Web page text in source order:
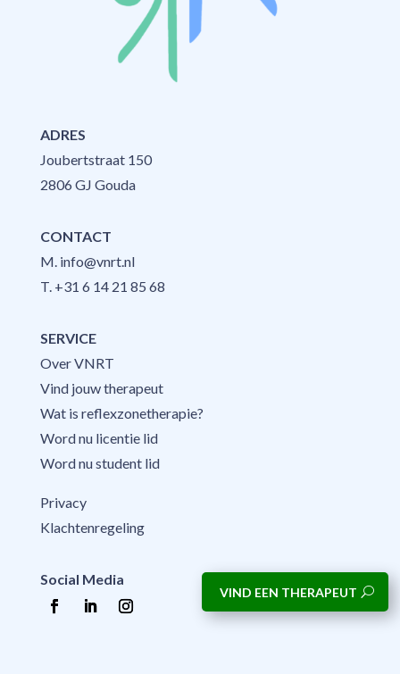
ADRES
Joubertstraat 150
2806 GJ Gouda
CONTACT
M. info@vnrt.nl
T. +31 6 14 21 85 68
SERVICE
Over VNRT
Vind jouw therapeut
Wat is reflexzonetherapie?
Word nu licentie lid
Word nu student lid
Privacy
Klachtenregeling
Social Media
VIND EEN THERAPEUT